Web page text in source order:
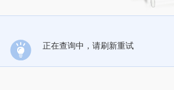
正在查询中，请刷新重试